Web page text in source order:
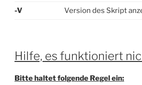
-V Version des Skript
Hilfe, es funktioniert
Bitte haltet folgende Regel ein: